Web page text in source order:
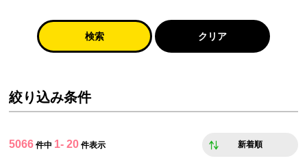
検索 クリア
絞り込み条件
5066 件中 1- 20 件表示 新着順